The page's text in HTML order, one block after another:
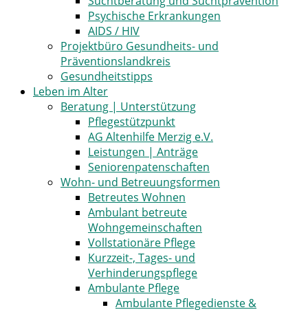
Psychische Erkrankungen
AIDS / HIV
Projektbüro Gesundheits- und
Präventionslandkreis
Gesundheitstipps
Leben im Alter
Beratung | Unterstützung
Pflegestützpunkt
AG Altenhilfe Merzig e.V.
Leistungen | Anträge
Seniorenpatenschaften
Wohn- und Betreuungsformen
Betreutes Wohnen
Ambulant betreute
Wohngemeinschaften
Vollstationäre Pflege
Kurzzeit-, Tages- und
Verhinderungspflege
Ambulante Pflege
Ambulante Pflegedienste &